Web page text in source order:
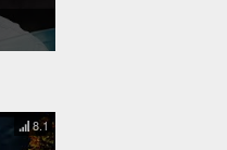
8.1